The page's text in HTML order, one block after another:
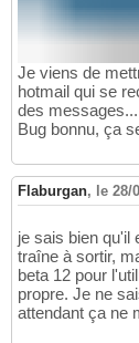
Je viens de
hotmail qui se
des
Bug bonnu, ça
Flaburgan, le 28/
je sais bien qu'il
traîne à sortir,
beta 12 pour
propre. Je ne
attendant ça ne